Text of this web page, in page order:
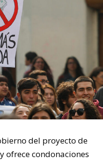
del proyecto de
ofrece condonaciones